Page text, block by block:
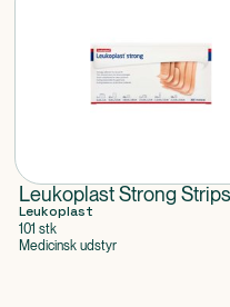
Leukoplast Strong Strips
Leukoplast
101 stk
Medicinsk udstyr